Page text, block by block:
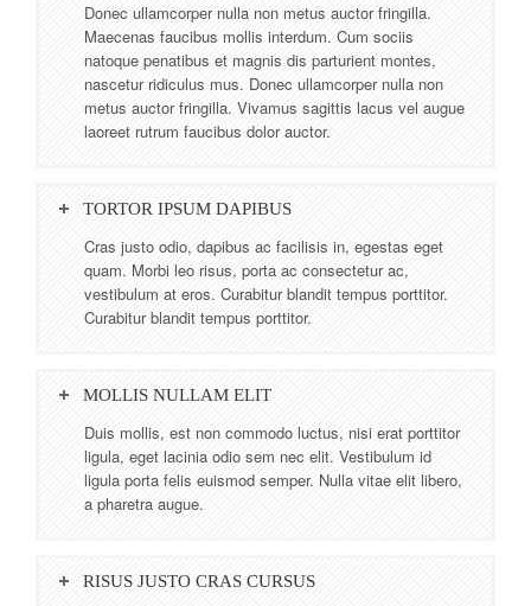
Donec ullamcorper nulla non metus auctor fringilla.
Maecenas faucibus mollis interdum. Cum sociis
natoque penatibus et magnis dis parturient montes,
nascetur ridiculus mus. Donec ullamcorper nulla non
metus auctor fringilla. Vivamus sagittis lacus vel augue
laoreet rutrum faucibus dolor auctor.
TORTOR IPSUM DAPIBUS
Cras justo odio, dapibus ac facilisis in, egestas eget
quam. Morbi leo risus, porta ac consectetur ac,
vestibulum at eros. Curabitur blandit tempus porttitor.
Curabitur blandit tempus porttitor.
MOLLIS NULLAM ELIT
Duis mollis, est non commodo luctus, nisi erat porttitor
ligula, eget lacinia odio sem nec elit. Vestibulum id
ligula porta felis euismod semper. Nulla vitae elit libero,
a pharetra augue.
RISUS JUSTO CRAS CURSUS